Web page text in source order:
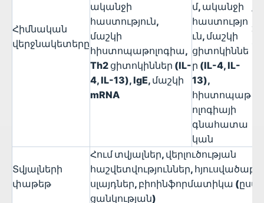
Հիմնական
վերջնակետերը
ականջի
հաստություն,
մաշկի
հիստոպաթոլոգիա,
Th2 ցիտոկիններ (IL-
4, IL-13), IgE, մաշկի
mRNA
մ, ականջի
հաստությո
ւն, մաշկի
ցիտոկիննե
ր (IL-4, IL-
13),
հիստոպաթ
ոլոգիայի
գնահատա
կան
2
Տվյալների
փաթեթ
Հում տվյալներ, վերլուծության
հաշվետվություններ,
սլայդներ, բիոինֆորմատիկա (ըստ
ցանկության)